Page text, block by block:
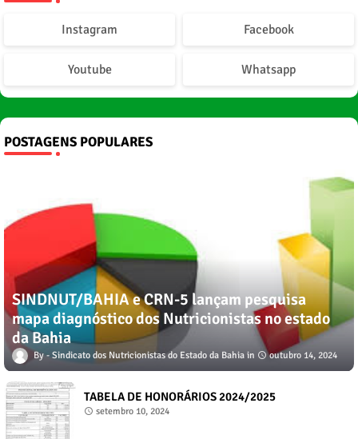
Instagram Facebook
Youtube Whatsapp
POSTAGENS POPULARES
SINDNUT/BAHIA e CRN-5 lançam pesquisa
mapa diagnóstico dos Nutricionistas no estado
da Bahia
Sindicato dos Nutricionistas do Estado da Bahia outubro 14, 2024
TABELA DE HONORÁRIOS 2024/2025
setembro 10, 2024